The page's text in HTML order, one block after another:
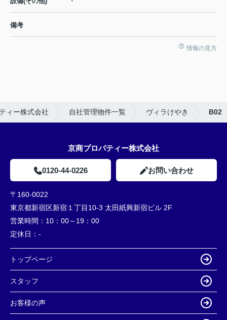
備考
情報の見方
ィー株式会社 自社管理物件一覧 ヴィラけやき B02
京商プロパティー株式会社
0120-44-0226 お問い合わせ
〒160-0022
東京都新宿区新宿１丁目10-3 太田紙興新宿ビル 2F
営業時間： 10：00～19：00
定休日： -
トップページ
スタッフ
お客様の声